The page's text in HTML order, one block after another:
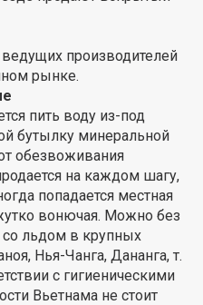
производителей
рынке.
пить воду из-под
бутылку минеральной
обезвоживания
на каждом шагу,
попадается местная
вонючая. Можно без
со льдом в крупных
Нья-Чанга, Дананга, т.
с гигиеническими
Вьетнама не стоит